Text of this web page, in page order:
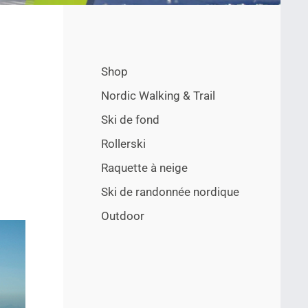
Shop
Nordic Walking & Trail
Ski de fond
Rollerski
Raquette à neige
Ski de randonnée nordique
Outdoor